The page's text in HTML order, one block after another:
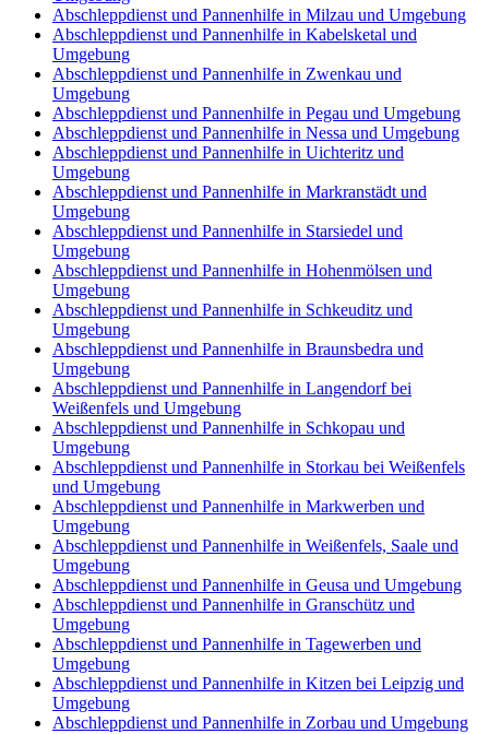
Abschleppdienst und Pannenhilfe in Milzau und Umgebung
Abschleppdienst und Pannenhilfe in Kabelsketal und
Umgebung
Abschleppdienst und Pannenhilfe in Zwenkau und
Umgebung
Abschleppdienst und Pannenhilfe in Pegau und Umgebung
Abschleppdienst und Pannenhilfe in Nessa und Umgebung
Abschleppdienst und Pannenhilfe in Uichteritz und
Umgebung
Abschleppdienst und Pannenhilfe in Markranstädt und
Umgebung
Abschleppdienst und Pannenhilfe in Starsiedel und
Umgebung
Abschleppdienst und Pannenhilfe in Hohenmölsen und
Umgebung
Abschleppdienst und Pannenhilfe in Schkeuditz und
Umgebung
Abschleppdienst und Pannenhilfe in Braunsbedra und
Umgebung
Abschleppdienst und Pannenhilfe in Langendorf bei
Weißenfels und Umgebung
Abschleppdienst und Pannenhilfe in Schkopau und
Umgebung
Abschleppdienst und Pannenhilfe in Storkau bei Weißenfels
und Umgebung
Abschleppdienst und Pannenhilfe in Markwerben und
Umgebung
Abschleppdienst und Pannenhilfe in Weißenfels, Saale und
Umgebung
Abschleppdienst und Pannenhilfe in Geusa und Umgebung
Abschleppdienst und Pannenhilfe in Granschütz und
Umgebung
Abschleppdienst und Pannenhilfe in Tagewerben und
Umgebung
Abschleppdienst und Pannenhilfe in Kitzen bei Leipzig und
Umgebung
Abschleppdienst und Pannenhilfe in Zorbau und Umgebung